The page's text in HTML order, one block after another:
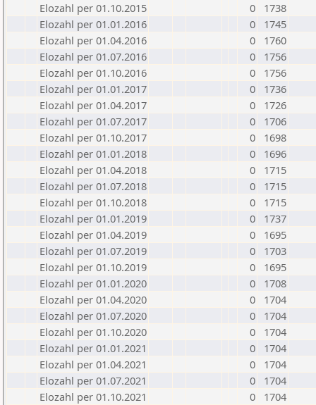
Elozahl per 01.10.2015
0
1738
Elozahl per 01.01.2016
0
1745
Elozahl per 01.04.2016
0
1760
Elozahl per 01.07.2016
0
1756
Elozahl per 01.10.2016
0
1756
Elozahl per 01.01.2017
0
1736
Elozahl per 01.04.2017
0
1726
Elozahl per 01.07.2017
0
1706
Elozahl per 01.10.2017
0
1698
Elozahl per 01.01.2018
0
1696
Elozahl per 01.04.2018
0
1715
Elozahl per 01.07.2018
0
1715
Elozahl per 01.10.2018
0
1715
Elozahl per 01.01.2019
0
1737
Elozahl per 01.04.2019
0
1695
Elozahl per 01.07.2019
0
1703
Elozahl per 01.10.2019
0
1695
Elozahl per 01.01.2020
0
1708
Elozahl per 01.04.2020
0
1704
Elozahl per 01.07.2020
0
1704
Elozahl per 01.10.2020
0
1704
Elozahl per 01.01.2021
0
1704
Elozahl per 01.04.2021
0
1704
Elozahl per 01.07.2021
0
1704
Elozahl per 01.10.2021
0
1704